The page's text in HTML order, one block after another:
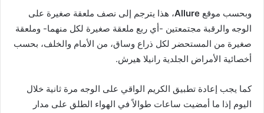
وبحسب موقع Allure، هذا يترجم إلى نصف ملعقة صغيرة على
الوجه والرقبة مجتمعتين -أي ربع ملعقة صغيرة لكل منهما- وملعقة
صغيرة من المستحضر لكل ذراع وساق، من الأمام والخلف، بحسب
أخصائية الأمراض الجلدية رانيلا هيرش.
كما يجب إعادة تطبيق الكريم الواقي على الوجه مرة ثانية خلال
اليوم إذا ما أمضيت ساعات طوالاً في الهواء الطلق على مدار